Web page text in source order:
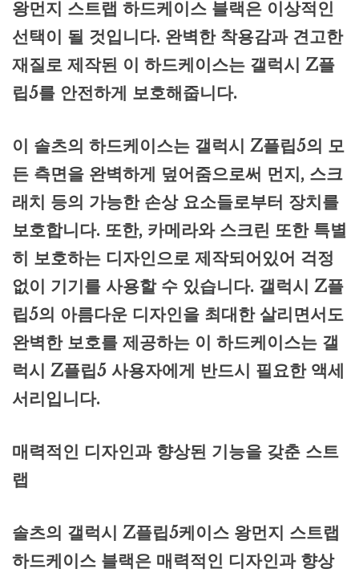
왕먼지 스트랩 하드케이스 블랙은 이상적인
선택이 될 것입니다. 완벽한 착용감과 견고한
재질로 제작된 이 하드케이스는 갤럭시 Z플
립5를 안전하게 보호해줍니다.
이 솔츠의 하드케이스는 갤럭시 Z플립5의 모
든 측면을 완벽하게 덮어줌으로써 먼지, 스크
래치 등의 가능한 손상 요소들로부터 장치를
보호합니다. 또한, 카메라와 스크린 또한 특별
히 보호하는 디자인으로 제작되어있어 걱정
없이 기기를 사용할 수 있습니다. 갤럭시 Z플
립5의 아름다운 디자인을 최대한 살리면서도
완벽한 보호를 제공하는 이 하드케이스는 갤
럭시 Z플립5 사용자에게 반드시 필요한 액세
서리입니다.
매력적인 디자인과 향상된 기능을 갖춘 스트
랩
솔츠의 갤럭시 Z플립5케이스 왕먼지 스트랩
하드케이스 블랙은 매력적인 디자인과 향상